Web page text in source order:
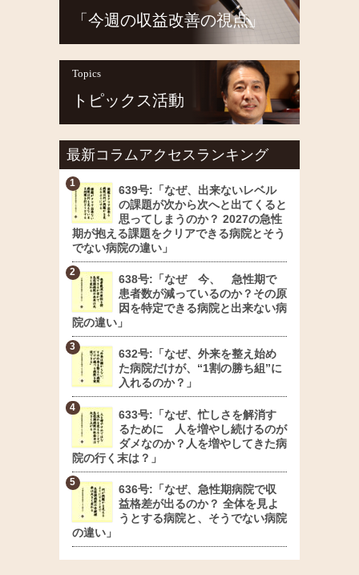
「今週の収益改善の視点」
Topics
トピックス活動
最新コラムアクセスランキング
639号:「なぜ、出来ないレベル
の課題が次から次へと出てくると
思ってしまうのか？ 2027の急性
期が抱える課題をクリアできる病院とそう
でない病院の違い」
638号:「なぜ 今、 急性期で
患者数が減っているのか？その原
因を特定できる病院と出来ない病
院の違い」
632号:「なぜ、外来を整え始め
た病院だけが、“1割の勝ち組”に
入れるのか？」
633号:「なぜ、忙しさを解消す
るために 人を増やし続けるのが
ダメなのか？人を増やしてきた病
院の行く末は？」
636号:「なぜ、急性期病院で収
益格差が出るのか？ 全体を見よ
うとする病院と、そうでない病院
の違い」